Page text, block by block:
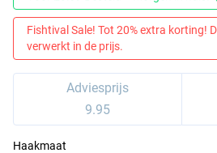
Fishtival Sale! Tot 20% extra korting!
verwerkt in de prijs.
Adviesprijs
9.95
Haakmaat